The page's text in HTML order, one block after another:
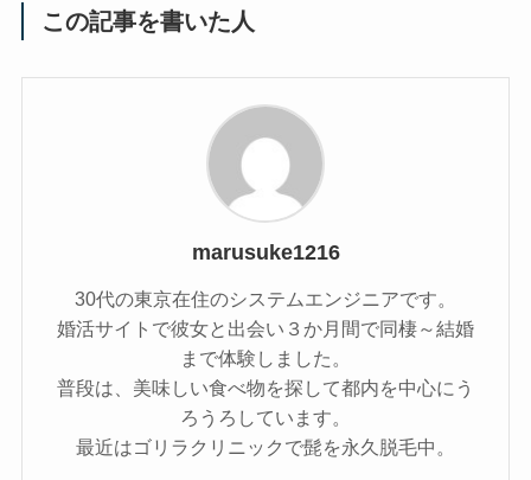
この記事を書いた人
marusuke1216
30代の東京在住のシステムエンジニアです。
婚活サイトで彼女と出会い３か月間で同棲～結婚
まで体験しました。
普段は、美味しい食べ物を探して都内を中心にう
ろうろしています。
最近はゴリラクリニックで髭を永久脱毛中。